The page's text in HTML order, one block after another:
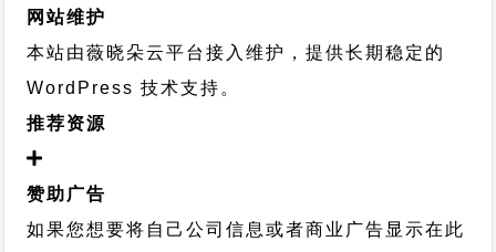
网站维护
本站由薇晓朵云平台接入维护，提供长期稳定的
WordPress 技术支持 。
推荐资源
赞助广告
如果您想要将自己公司信息或者商业广告显示在此